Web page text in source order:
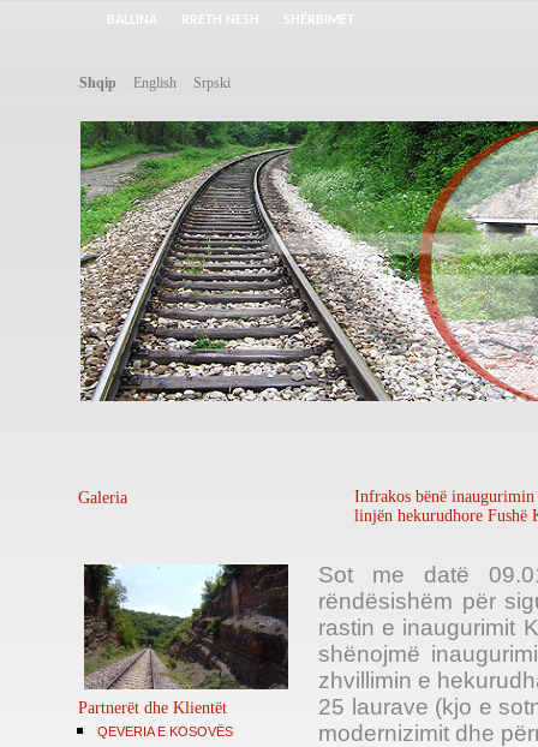
BALLINA RRETH NESH SHËRBIMET
Shqip English Srpski
Galeria
Partnerët dhe Klientët
QEVERIA E KOSOVËS
Infrakos bënë
linjën hekurudhore Fushë
Sot me datë
rëndësishëm për
rastin e inaugurimit
shënojmë
zhvillimin e
25 laurave (kjo e
modernizimit dhe